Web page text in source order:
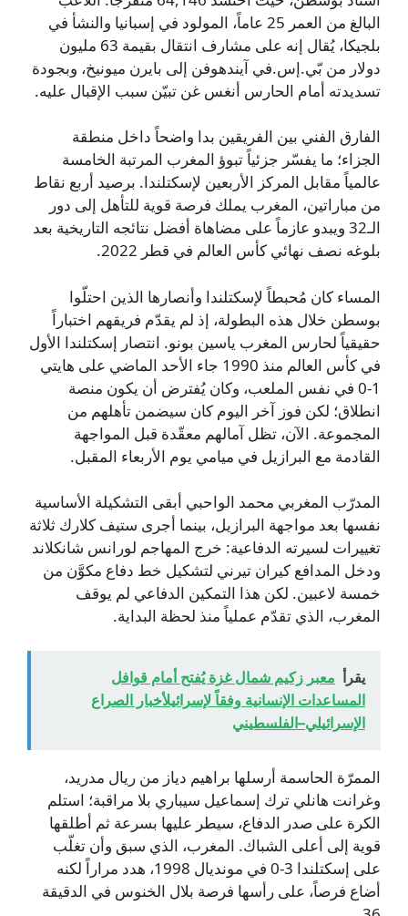
البالغ من العمر 25 عاماً، المولود في إسبانيا والنشأ في
بلجيكا، يُقال إنه على مشارف انتقال بقيمة 63 مليون
دولار من بّي.إس.في آيندهوفن إلى بايرن ميونيخ، وبجودة
تسديدته أمام الحارس أنغس غن تبيّن سبب الإقبال عليه.
الفارق الفني بين الفريقين بدا واضحاً داخل منطقة
الجزاء؛ ما يفسّر جزئياً تبوؤ المغرب المرتبة الخامسة
عالمياً مقابل المركز الأربعين لإسكتلندا. برصيد أربع نقاط
من مباراتين، المغرب يملك فرصة قوية للتأهل إلى دور
الـ32 ويبدو عازماً على مضاهاة أفضل نتائجه التاريخية بعد
بلوغه نصف نهائي كأس العالم في قطر 2022.
المساء كان مُحبطاً لإسكتلندا وأنصارها الذين احتلّوا
بوسطن خلال هذه البطولة، إذ لم يقدّم فريقهم اختباراً
حقيقياً لحارس المغرب ياسين بونو. انتصار إسكتلندا الأول
في كأس العالم منذ 1990 جاء الأحد الماضي على هايتي
1-0 في نفس الملعب، وكان يُفترض أن يكون منصة
انطلاق؛ لكن فوز آخر اليوم كان سيضمن تأهلهم من
المجموعة. الآن، تظل آمالهم معقّدة قبل المواجهة
القادمة مع البرازيل في ميامي يوم الأربعاء المقبل.
المدرّب المغربي محمد الواحبي أبقى التشكيلة الأساسية
نفسها بعد مواجهة البرازيل، بينما أجرى ستيف كلارك ثلاثة
تغييرات لسيرته الدفاعية: خرج المهاجم لورانس شانكلاند
ودخل المدافع كيران تيرني لتشكيل خط دفاع مكوَّن من
خمسة لاعبين. لكن هذا التمكين الدفاعي لم يوقف
المغرب، الذي تقدّم عملياً منذ لحظة البداية.
يقرأ معبر زكيم شمال غزة يُفتح أمام قوافل
المساعدات الإنسانية وفقاً لإسرائيلأخبار الصراع
الإسرائيلي–الفلسطيني
الممرّة الحاسمة أرسلها براهيم دياز من ريال مدريد،
وغرانت هانلي ترك إسماعيل سيباري بلا مراقبة؛ استلم
الكرة على صدر الدفاع، سيطر عليها بسرعة ثم أطلقها
قوية إلى أعلى الشباك. المغرب، الذي سبق وأن تغلّب
على إسكتلندا 3-0 في مونديال 1998، هدد مراراً لكنه
أضاع فرصاً، على رأسها فرصة بلال الخنوس في الدقيقة